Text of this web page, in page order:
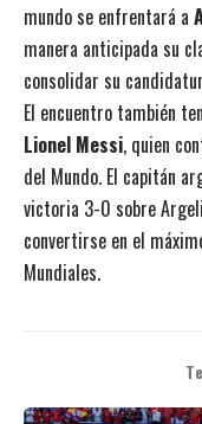
mundo se enfrentará a
manera anticipada su
consolidar su
El encuentro también
Lionel Messi, quien
del Mundo. El capitán
victoria 3-0 sobre
convertirse en el
Mundiales.